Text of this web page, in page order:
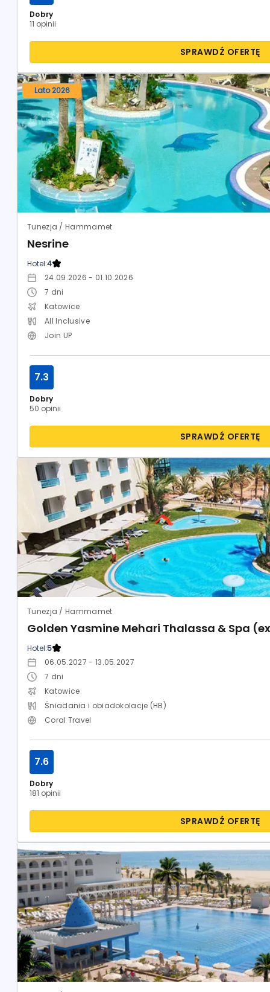
Dobry
11 opinii
SPRAWDŹ OFERTĘ
Lato 2026
Tunezja / Hammamet
Nesrine
Hotel:4
24.09.2026 - 01.10.2026
7 dni
Katowice
All Inclusive
Join UP
Dobry
50 opinii
7.3
SPRAWDŹ OFERTĘ
Tunezja / Hammamet
Golden Yasmine Mehari Thalassa & Spa
Hotel:5
06.05.2027 - 13.05.2027
7 dni
Katowice
Śniadania i obiadokolacje (HB)
Coral Travel
Dobry
181 opinii
7.6
SPRAWDŹ OFERTĘ